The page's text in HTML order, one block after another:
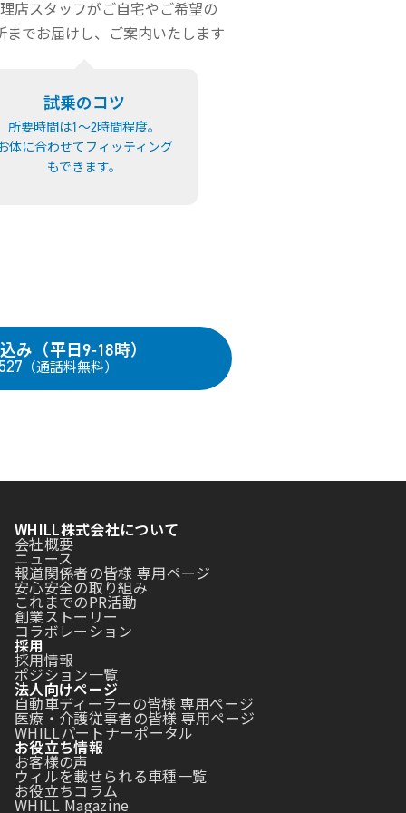
店スタッフがご自宅やご希望の
までお届けし、ご案内いたします
試乗のコツ
所要時間は1〜2時間程度。
体に合わせてフィッティング
もできます。
み（平日9-18時）
（通話料無料）
WHILL株式会社について
会社概要
ニュース
報道関係者の皆様 専用ページ
安心安全の取り組み
これまでのPR活動
創業ストーリー
コラボレーション
採用
採用情報
ポジション一覧
法人向けページ
自動車ディーラーの皆様 専用ページ
医療・介護従事者の皆様 専用ページ
WHILLパートナーポータル
お役立ち情報
お客様の声
ウィルを載せられる車種一覧
お役立ちコラム
WHILL Magazine